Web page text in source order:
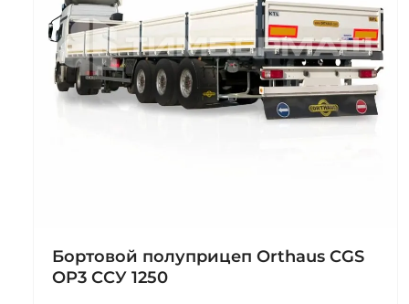
Бортовой полуприцеп Orthaus CGS
OP3 ССУ 1250